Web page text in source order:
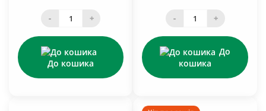
- +
До кошика
- +
До
кошика